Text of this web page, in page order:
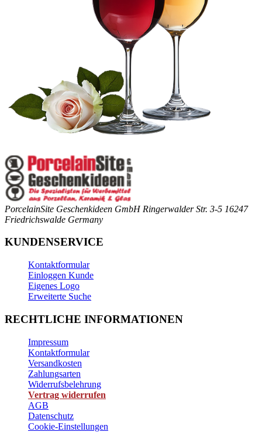
PorcelainSite Geschenkideen GmbH Ringerwalder Str. 3-5 16247
Friedrichswalde Germany
KUNDENSERVICE
Kontaktformular
Einloggen Kunde
Eigenes Logo
Erweiterte Suche
RECHTLICHE INFORMATIONEN
Impressum
Kontaktformular
Versandkosten
Zahlungsarten
Widerrufsbelehrung
Vertrag widerrufen
AGB
Datenschutz
Cookie-Einstellungen